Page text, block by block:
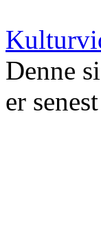
Denne
er